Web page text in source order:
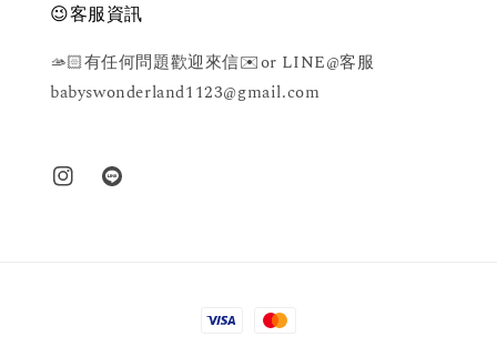
😉客服資訊
🫴🏻有任何問題歡迎來信✉️or LINE@客服
babyswonderland1123@gmail.com